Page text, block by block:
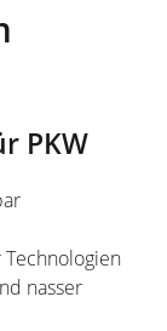
PKW
nasser